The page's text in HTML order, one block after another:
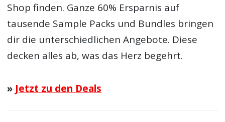
Shop finden. Ganze 60% Ersparnis auf
tausende Sample Packs und Bundles bringen
dir die unterschiedlichen Angebote. Diese
decken alles ab, was das Herz begehrt.
» Jetzt zu den Deals